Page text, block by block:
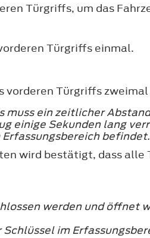
Türgriffs, um das
Türgriffs einmal.
vorderen Türgriffs zweimal
muss ein zeitlicher
einige Sekunden lang
befindet.
wird bestätigt, dass
werden und öffnet
im